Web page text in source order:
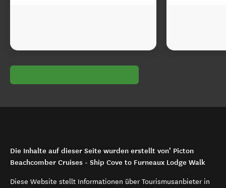
Die Inhalte auf dieser Seite wurden erstellt von’ Picton
Beachcomber Cruises - Ship Cove to Furneaux Lodge Walk
Diese Website stellt Informationen über Tourismusanbieter in